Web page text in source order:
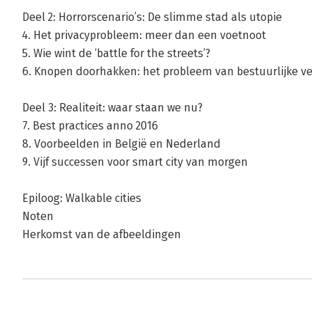
Deel 2: Horrorscenario’s: De slimme stad als utopie
4. Het privacyprobleem: meer dan een voetnoot
5. Wie wint de ‘battle for the streets’?
6. Knopen doorhakken: het probleem van bestuurlijke
Deel 3: Realiteit: waar staan we nu?
7. Best practices anno 2016
8. Voorbeelden in België en Nederland
9. Vijf successen voor smart city van morgen
Epiloog: Walkable cities
Noten
Herkomst van de afbeeldingen